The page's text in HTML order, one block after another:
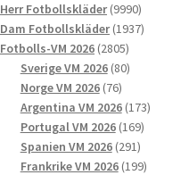
produkter
Herr Fotbollskläder 99909990
produkter
Dam Fotbollskläder 19371937
Fotbolls-VM 2026 28052805
produkter
Sverige VM 2026 8080
Norge VM 2026 7676
produkter
Argentina VM 2026 173173
Portugal VM 2026 169169
produkter
Spanien VM 2026 291291
produkter
Frankrike VM 2026 199199